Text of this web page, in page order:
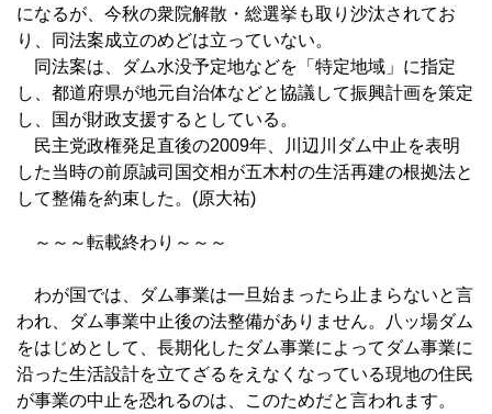
になるが、今秋の衆院解散・総選挙も取り沙汰されてお
り、同法案成立のめどは立っていない。
同法案は、ダム水没予定地などを「特定地域」に指定
し、都道府県が地元自治体などと協議して振興計画を策定
し、国が財政支援するとしている。
民主党政権発足直後の2009年、川辺川ダム中止を表明
した当時の前原誠司国交相が五木村の生活再建の根拠法と
して整備を約束した。(原大祐)
～～～転載終わり～～～
わが国では、ダム事業は一旦始まったら止まらないと言
われ、ダム事業中止後の法整備がありません。八ッ場ダム
をはじめとして、長期化したダム事業によってダム事業に
沿った生活設計を立てざるをえなくなっている現地の住民
が事業の中止を恐れるのは、このためだと言われます。